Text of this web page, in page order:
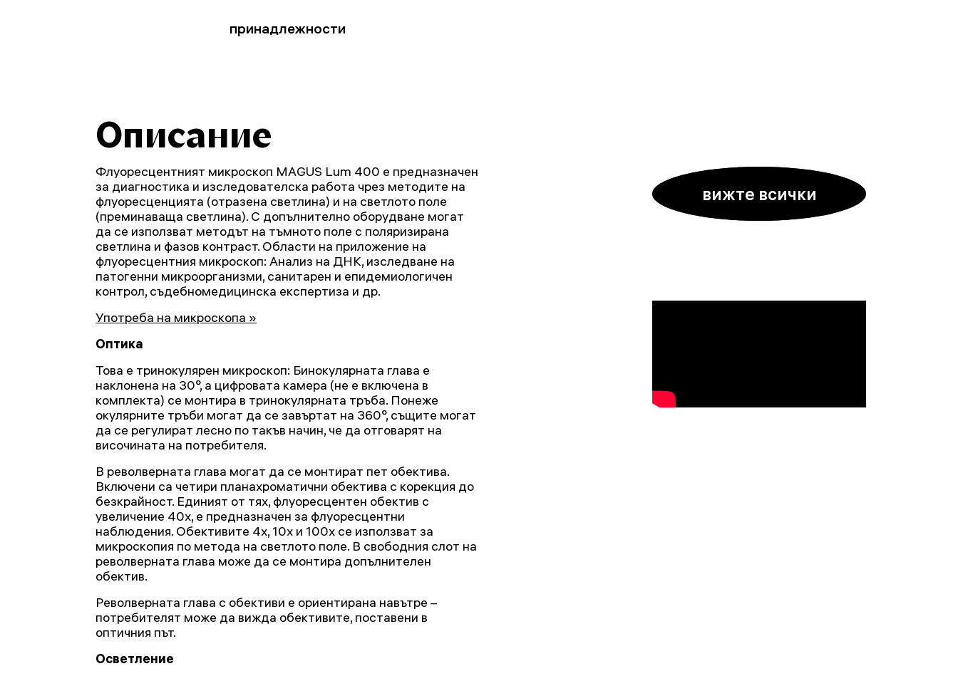
вижте всички
принадлежности
Описание
Флуоресцентният микроскоп MAGUS Lum 400 е предназначен
за диагностика и изследователска работа чрез методите на
флуоресценцията (отразена светлина) и на светлото поле
(преминаваща светлина). С допълнително оборудване могат
да се използват методът на тъмното поле с поляризирана
светлина и фазов контраст. Области на приложение на
флуоресцентния микроскоп: Анализ на ДНК, изследване на
патогенни микроорганизми, санитарен и епидемиологичен
контрол, съдебномедицинска експертиза и др.
Употреба на микроскопа »
Оптика
Това е тринокулярен микроскоп: Бинокулярната глава е
наклонена на 30°, а цифровата камера (не е включена в
комплекта) се монтира в тринокулярната тръба. Понеже
окулярните тръби могат да се завъртат на 360°, същите могат
да се регулират лесно по такъв начин, че да отговарят на
височината на потребителя.
В револверната глава могат да се монтират пет обектива.
Включени са четири планахроматични обектива с корекция до
безкрайност. Единият от тях, флуоресцентен обектив с
увеличение 40х, е предназначен за флуоресцентни
наблюдения. Обективите 4x, 10x и 100x се използват за
микроскопия по метода на светлото поле. В свободния слот на
револверната глава може да се монтира допълнителен
обектив.
Револверната глава с обективи е ориентирана навътре –
потребителят може да вижда обективите, поставени в
оптичния път.
Осветление